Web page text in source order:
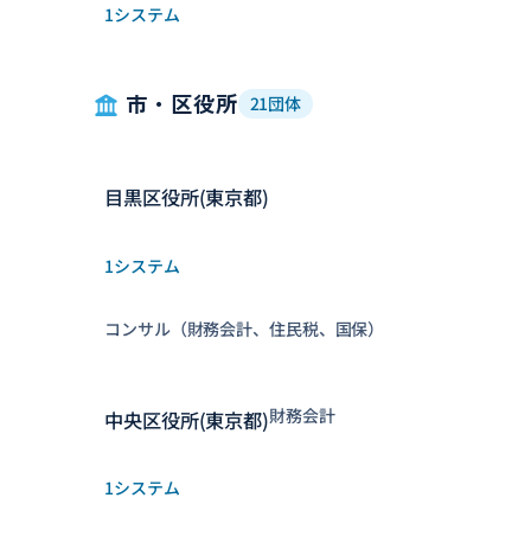
1システム
市・区役所 21団体
目黒区役所(東京都)
1システム
コンサル（財務会計、住民税、国保）
中央区役所(東京都)
1システム
財務会計